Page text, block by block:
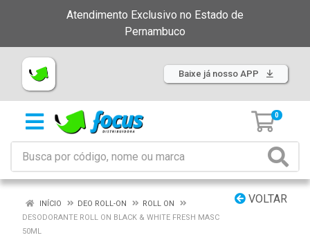
Atendimento Exclusivo no Estado de
Pernambuco
Baixe já nosso APP
0
VOLTAR
INÍCIO DEO ROLL-ON
ROLL ON
DESODORANTE ROLL ON BLACK & WHITE FRESH MASC
50ML